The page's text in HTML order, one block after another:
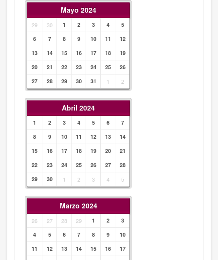
Mayo 2024
29 30 1 2 3 4
5
6
7 8 9 10 11
12
13
14 15 16 17 18
19
20
21 22 23 24 25
26
27
28 29 30 31 1 2
Abril 2024
1 2 3 4 5 6
7
8
9 10 11 12 13
14
15
16 17 18 19 20
21
22
23 24 25 26 27
28
29
30 1 2 3 4 5
Marzo 2024
26 27 28 29 1 2
3
4
5 6 7 8 9
10
11
12 13 14 15 16
17